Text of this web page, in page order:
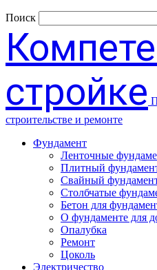
Поиск
стройке
строительстве и ремонте
Фундамент
Ленточные
Плитный
Свайный
Столбчатые
Бетон для
О фундаменте для
Опалубка
Ремонт
Цоколь
Электричество